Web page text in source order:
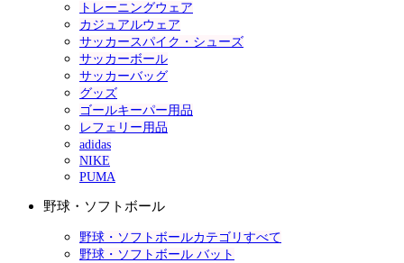
トレーニングウェア
カジュアルウェア
サッカースパイク・シューズ
サッカーボール
サッカーバッグ
グッズ
ゴールキーパー用品
レフェリー用品
adidas
NIKE
PUMA
野球・ソフトボール
野球・ソフトボールカテゴリすべて
野球・ソフトボール バット